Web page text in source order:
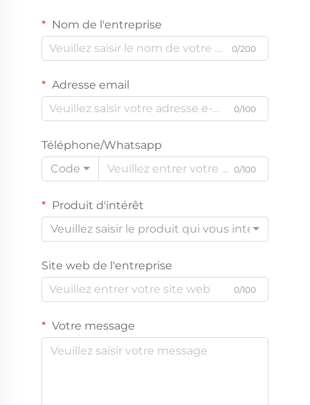
Nom de l'entreprise
0/200
Adresse email
0/100
Téléphone/Whatsapp
Code
0/100
Produit d'intérêt
Veuillez saisir le produit qui vous intéresse
Site web de l'entreprise
0/100
Votre message